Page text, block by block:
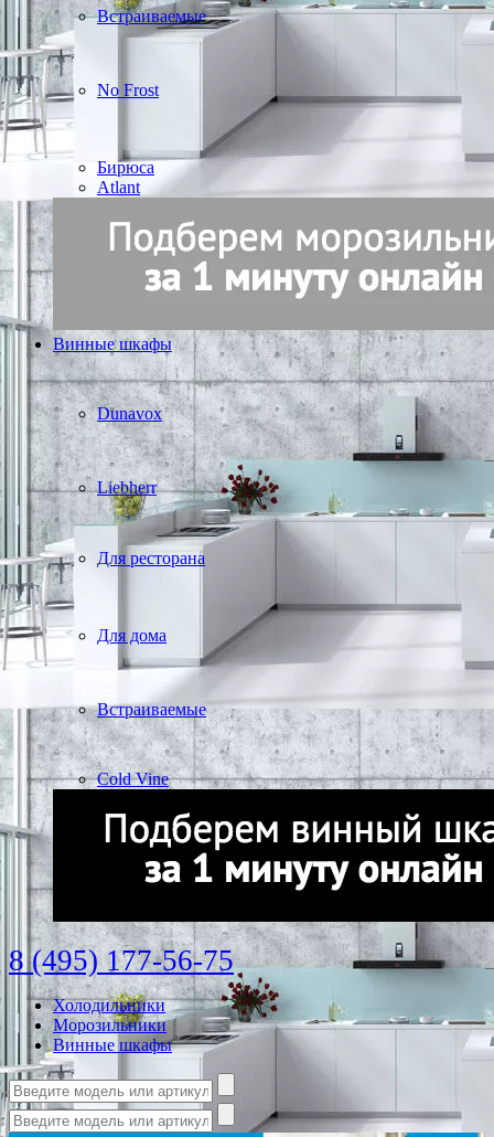
Встраиваемые
No Frost
Бирюса
Atlant
Винные шкафы
Dunavox
Liebherr
Для ресторана
Для дома
Встраиваемые
Cold Vine
8 (495) 177-56-75
Холодильники
Морозильники
Винные шкафы